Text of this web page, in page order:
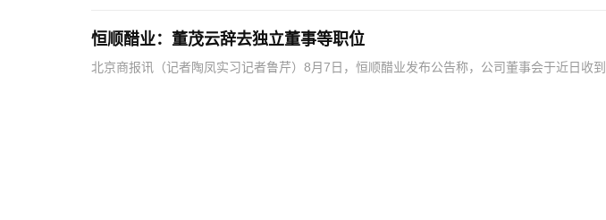
恒顺醋业：董茂云辞去独立董事等职位
北京商报讯（记者陶凤实习记者鲁芹）8月7日，恒顺醋业发布公告称，公司董事会于近日收到